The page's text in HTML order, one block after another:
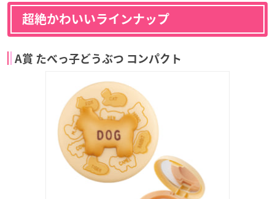
超絶かわいいラインナップ
A賞 たべっ子どうぶつ コンパクト